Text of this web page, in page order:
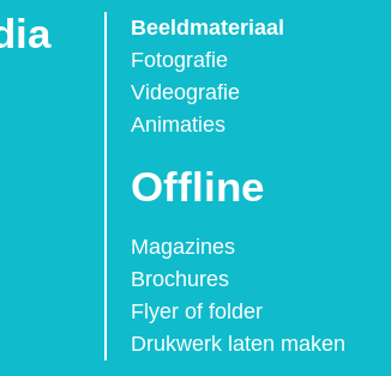
Beeldmateriaal
Fotografie
Videografie
Animaties
Offline
Magazines
Brochures
Flyer of folder
Drukwerk laten maken